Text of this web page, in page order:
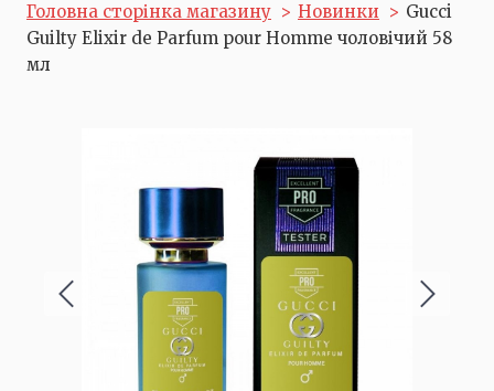
Головна сторінка магазину Новинки
Gucci
Guilty Elixir de Parfum pour Homme чоловічий 58
мл